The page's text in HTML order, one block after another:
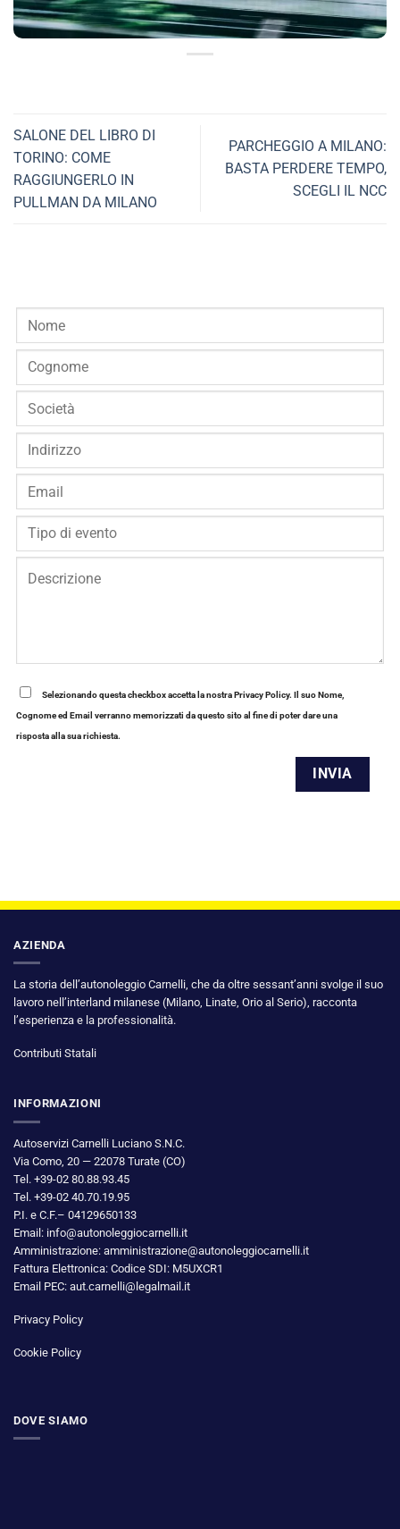
SALONE DEL LIBRO DI
TORINO: COME
RAGGIUNGERLO IN
PULLMAN DA MILANO
PARCHEGGIO A MILANO:
BASTA PERDERE TEMPO,
SCEGLI IL NCC
Selezionando questa checkbox accetta la nostra Privacy Policy. Il suo Nome,
Cognome ed Email verranno memorizzati da questo sito al fine di poter dare una
risposta alla sua richiesta.
AZIENDA
La storia dell’autonoleggio Carnelli, che da oltre sessant’anni svolge il suo
lavoro nell’interland milanese (Milano, Linate, Orio al Serio), racconta
l’esperienza e la professionalità.
Contributi Statali
INFORMAZIONI
Autoservizi Carnelli Luciano S.N.C.
Via Como, 20 — 22078 Turate (CO)
Tel. +39-02 80.88.93.45
Tel. +39-02 40.70.19.95
P.I. e C.F.– 04129650133
Email: info@autonoleggiocarnelli.it
Amministrazione: amministrazione@autonoleggiocarnelli.it
Fattura Elettronica: Codice SDI: M5UXCR1
Email PEC: aut.carnelli@legalmail.it
Privacy Policy
Cookie Policy
DOVE SIAMO